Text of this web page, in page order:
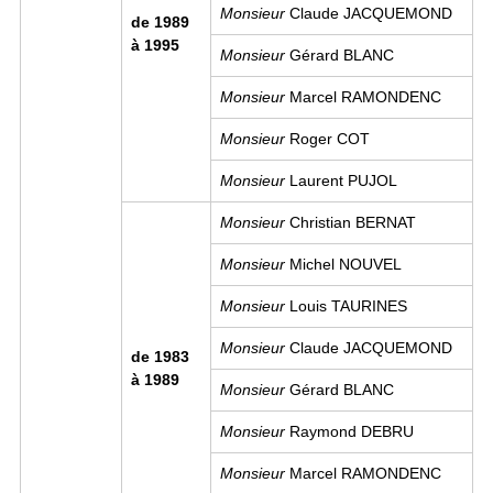
de 1989
à 1995
Monsieur Claude JACQUEMOND
Monsieur Gérard BLANC
Monsieur Marcel RAMONDENC
Monsieur Roger COT
Monsieur Laurent PUJOL
de 1983
à 1989
Monsieur Christian BERNAT
Monsieur Michel NOUVEL
Monsieur Louis TAURINES
Monsieur Claude JACQUEMOND
Monsieur Gérard BLANC
Monsieur Raymond DEBRU
Monsieur Marcel RAMONDENC